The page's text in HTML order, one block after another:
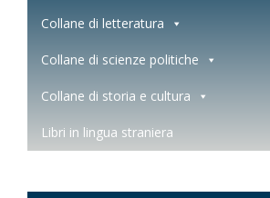
Collane di letteratura
Collane di scienze politiche
Collane di storia e cultura
Libri in lingua straniera